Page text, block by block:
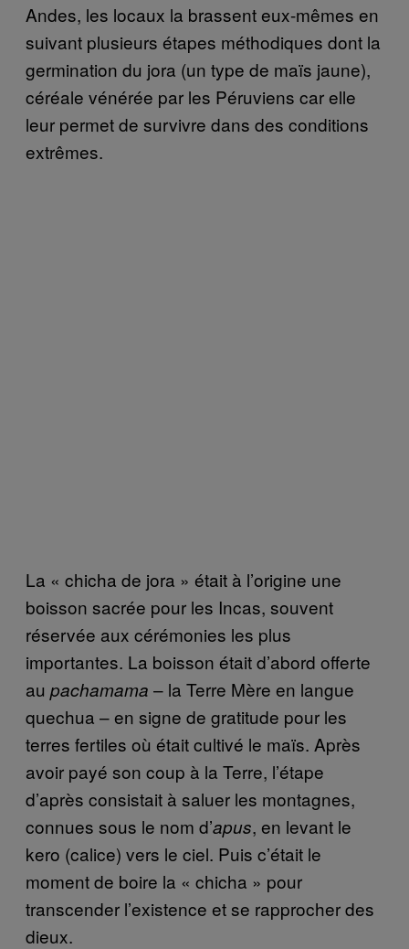
Andes, les locaux la brassent eux-mêmes en
suivant plusieurs étapes méthodiques dont la
germination du jora (un type de maïs jaune),
céréale vénérée par les Péruviens car elle
leur permet de survivre dans des conditions
extrêmes.
La « chicha de jora » était à l’origine une
boisson sacrée pour les Incas, souvent
réservée aux cérémonies les plus
importantes. La boisson était d’abord offerte
au pachamama – la Terre Mère en langue
quechua – en signe de gratitude pour les
terres fertiles où était cultivé le maïs. Après
avoir payé son coup à la Terre, l’étape
d’après consistait à saluer les montagnes,
connues sous le nom d’apus, en levant le
kero (calice) vers le ciel. Puis c’était le
moment de boire la « chicha » pour
transcender l’existence et se rapprocher des
dieux.